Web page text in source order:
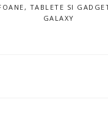
TABLETE SI
GALAXY